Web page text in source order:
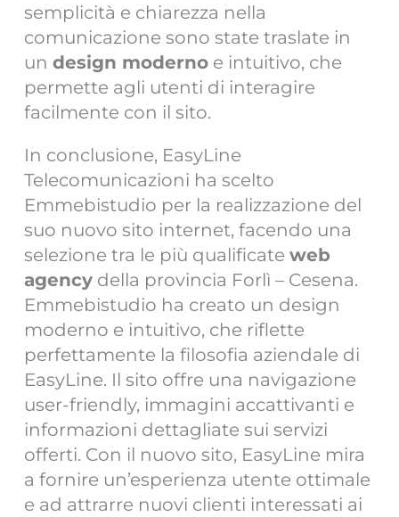
semplicità e chiarezza nella
comunicazione sono state traslate in
un design modernoe intuitivo, che
permette agli utenti di interagire
facilmente con il sito.
In conclusione, EasyLine
Telecomunicazioni ha scelto
Emmebistudio per la realizzazione del
suo nuovo sito internet, facendo una
selezione tra le più qualificate web
agencydella provincia Forlì – Cesena.
Emmebistudio ha creato un design
moderno e intuitivo, che riflette
perfettamente la filosofia aziendale di
EasyLine. Il sito offre una navigazione
user-friendly, immagini accattivanti e
informazioni dettagliate sui servizi
offerti. Con il nuovo sito, EasyLine mira
a fornire un’esperienza utente ottimale
e ad attrarre nuovi clienti interessati ai